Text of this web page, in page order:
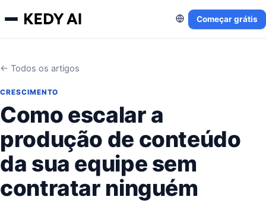
Começar grátis
← Todos os artigos
CRESCIMENTO
Como escalar a
produção de conteúdo
da sua equipe sem
contratar ninguém